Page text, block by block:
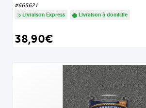
#665621
Livraison Express
Livraison à domicile
38,90€